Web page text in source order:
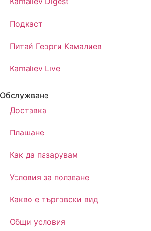
Подкаст
Питай Георги Камалиев
Kamaliev Live
Обслужване
Доставка
Плащане
Как да пазарувам
Условия за ползване
Какво е търговски вид
Oбщи условия